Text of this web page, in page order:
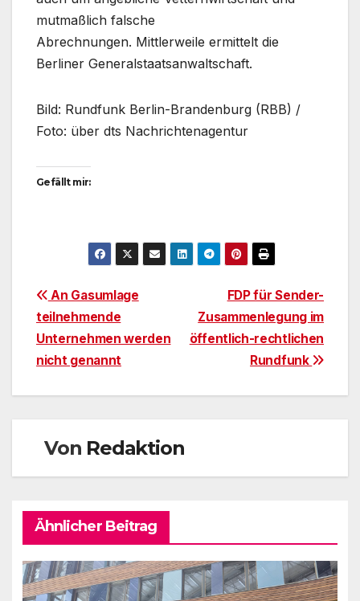
mutmaßlich falsche
Abrechnungen. Mittlerweile ermittelt die
Berliner Generalstaatsanwaltschaft.
Bild: Rundfunk Berlin-Brandenburg (RBB) /
Foto: über dts Nachrichtenagentur
Gefällt mir:
BeitragsnavigationFDP für Sender-
Zusammenlegung im
öffentlich-rechtlichen
Rundfunk
An Gasumlage
teilnehmende
Unternehmen werden
nicht genannt
Von Redaktion
Ähnlicher Beitrag